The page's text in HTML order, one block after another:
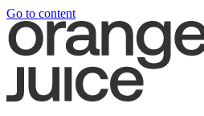
Go to content